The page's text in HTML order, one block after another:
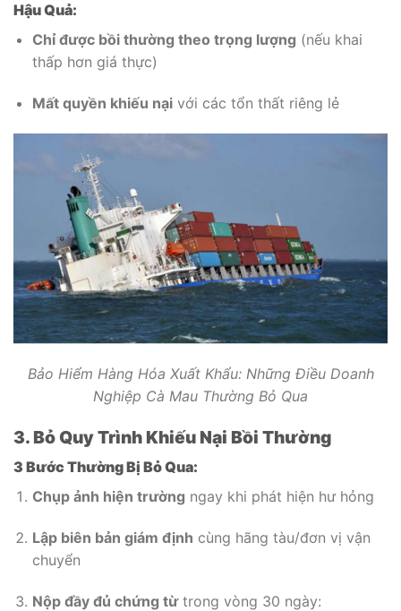
Hậu Quả:
Chỉ được bồi thường theo trọng lượng (nếu khai
thấp hơn giá thực)
Mất quyền khiếu nạivới các tổn thất riêng lẻ
Bảo Hiểm Hàng Hóa Xuất Khẩu: Những Điều Doanh
Nghiệp Cà Mau Thường Bỏ Qua
3. Bỏ Quy Trình Khiếu Nại Bồi Thường
3 Bước Thường Bị Bỏ Qua:
Chụp ảnh hiện trường ngay khi phát hiện hư hỏng
Lập biên bản giám định cùng hãng tàu/đơn vị vận
chuyển
Nộp đầy đủ chứng từtrong vòng 30 ngày: